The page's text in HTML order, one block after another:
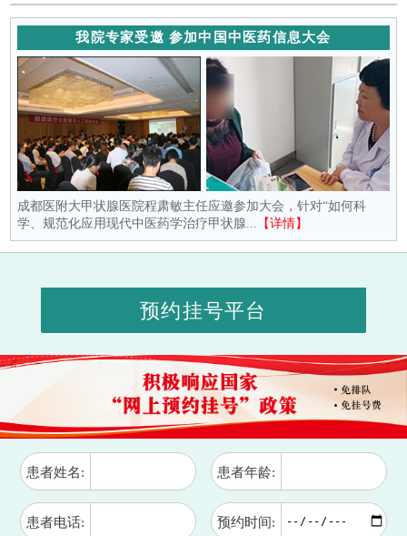
我院专家受邀 参加中国中医药信息大会
成都医附大甲状腺医院程肃敏主任应邀参加大会，针对“如何科
学、规范化应用现代中医药学治疗甲状腺... 【详情】
预约挂号平台
患者姓名: 患者年龄:
患者电话: 预约时间: